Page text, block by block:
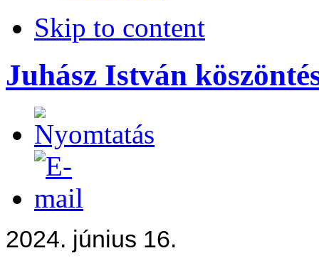
Skip to content
Juhász István
2024. június 16.